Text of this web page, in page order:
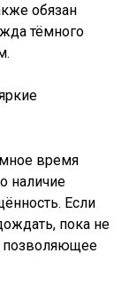
обязан
тёмного
время
наличие
Если
пока не
позволяющее